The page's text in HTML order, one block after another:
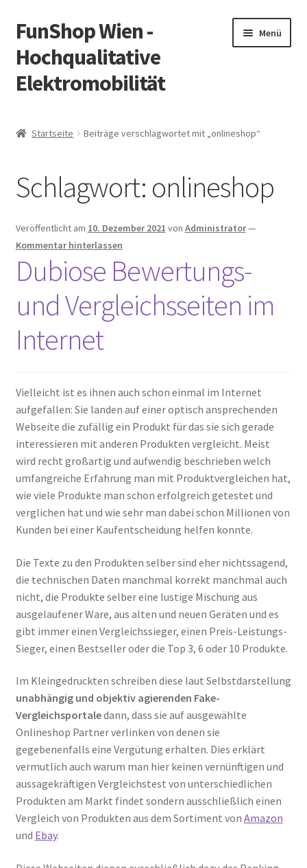
Zur
Navigation
springen
Zum
Inhalt
springen
FunShop Wien -
Hochqualitative
Elektromobilität
Menü
Vorsicht Internetbetrug
öffnen
Über FunShop
Impressum
Zum Onlineshop in der Web Version
Startseite Beiträge verschlagwortet mit „onlineshop“
Schlagwort: onlineshop
Veröffentlicht am 10. Dezember 2021 von Administrator—
Kommentar hinterlassen
Dubiose Bewertungs-
und Vergleichsseiten im
Internet
Vielleicht ist es ihnen auch schon einmal im Internet
aufgefallen: Sie landen auf einer optisch ansprechenden
Webseite die zufällig ein Produkt für das sie sich gerade
interessieren mit anderen Produkten vergleicht. Meist
wird recht großartig und aufwendig beschrieben welch
umfangreiche Erfahrung man mit Produktvergleichen hat,
wie viele Produkte man schon erfolgreich getestet und
verglichen hat und wie sehr man dabei schon Millionen von
Kunden bei einer Kaufentscheidung helfen konnte.
Die Texte zu den Produkten selber sind eher nichtssagend,
die technischen Daten manchmal korrekt manchmal auch
nicht, die Produkte selber eine lustige Mischung aus
ausgelaufener Ware, aus alten und neuen Geräten und es
gibt immer einen Vergleichssieger, einen Preis-Leistungs-
Sieger, einen Bestseller oder die Top 3, 6 oder 10 Produkte.
Im Kleingedruckten schreiben diese laut Selbstdarstellung
unabhängig und objektiv agierenden Fake-
Vergleichsportaledann, dass sie auf ausgewählte
Onlineshop Partner verlinken von denen sie
gegebenenfalls eine Vergütung erhalten. Dies erklärt
vermutlich auch warum man hier keinen vernünftigen und
aussagekräftigen Vergleichstest von unterschiedlichen
Produkten am Markt findet sondern ausschließlich einen
Vergleich von Produkten aus dem Sortiment von Amazon
und Ebay.